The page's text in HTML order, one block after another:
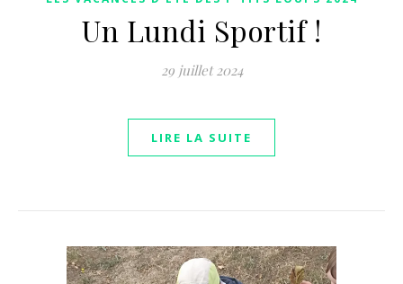
Un Lundi Sportif !
29 juillet 2024
LIRE LA SUITE